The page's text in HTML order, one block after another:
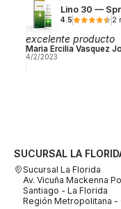
Lino 30 —
4.5
excelente producto
Maria Ercilia Vasquez
4/2/2023
SUCURSAL LA
Sucursal La Florida
Av. Vicuña Mackenna
Santiago - La Florida
Región Metropolitana -